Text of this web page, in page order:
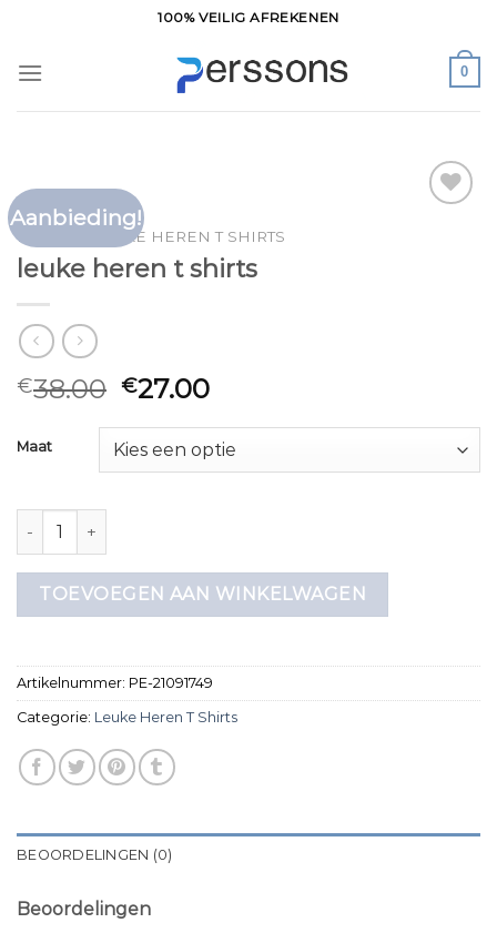
inhoud
100% VEILIG AFREKENEN
0
Aanbieding!
HOME LEUKE HEREN T SHIRTS
leuke heren t shirts
€38.00 €27.00
Maat
leuke heren t shirts aantal
TOEVOEGEN AAN WINKELWAGEN
Artikelnummer: PE-21091749
Categorie: Leuke Heren T Shirts
BEOORDELINGEN (0)
Beoordelingen